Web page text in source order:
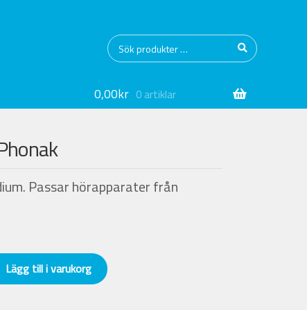
Sök
efter:
Sök
0,00kr 0 artiklar
Passar hörapparater från
Lägg till i varukorg